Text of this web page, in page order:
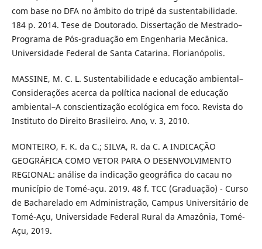
com base no DFA no âmbito do tripé da sustentabilidade.
184 p. 2014. Tese de Doutorado. Dissertação de Mestrado–
Programa de Pós-graduação em Engenharia Mecânica.
Universidade Federal de Santa Catarina. Florianópolis.
MASSINE, M. C. L. Sustentabilidade e educação ambiental–
Considerações acerca da política nacional de educação
ambiental–A conscientização ecológica em foco. Revista do
Instituto do Direito Brasileiro. Ano, v. 3, 2010.
MONTEIRO, F. K. da C.; SILVA, R. da C. A INDICAÇÃO
GEOGRÁFICA COMO VETOR PARA O DESENVOLVIMENTO
REGIONAL: análise da indicação geográfica do cacau no
município de Tomé-açu. 2019. 48 f. TCC (Graduação) - Curso
de Bacharelado em Administração, Campus Universitário de
Tomé-Açu, Universidade Federal Rural da Amazônia, Tomé-
Açu, 2019.